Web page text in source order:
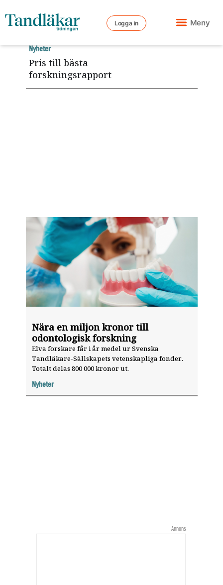
Logga in Meny
Nära en miljon kronor till
odontologisk forskning
Elva forskare får i år medel ur Svenska
Tandläkare-Sällskapets vetenskapliga fonder.
Totalt delas 800 000 kronor ut.
Nyheter
Pris till bästa
forskningsrapport
Nyheter
Annons